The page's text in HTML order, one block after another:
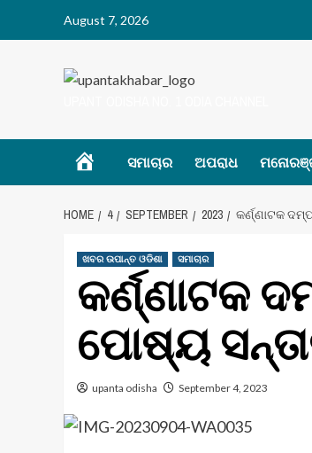
August 7, 2026
Homeସମାଚାର ଅପରାଧ
HOME 4 SEPTEMBER 2023 କର୍ଣ୍ଣାଟକ
ଖବର ଉପାନ୍ତ ଓଡିଶା ସମାଚାର
କର୍ଣ୍ଣାଟକ
ପୋଷ୍ୟ
upanta odisha September 4, 2023